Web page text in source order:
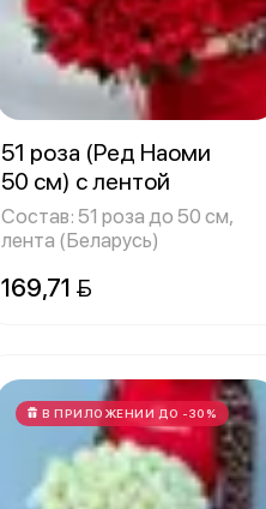
51 роза (Ред Наоми
50 см) с лентой
Состав: 51 роза до 50 см,
лента (Беларусь)
169,71 
В ПРИЛОЖЕНИИ ДО -30%